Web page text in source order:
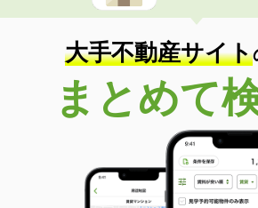
大手不動産サイト
まとめて